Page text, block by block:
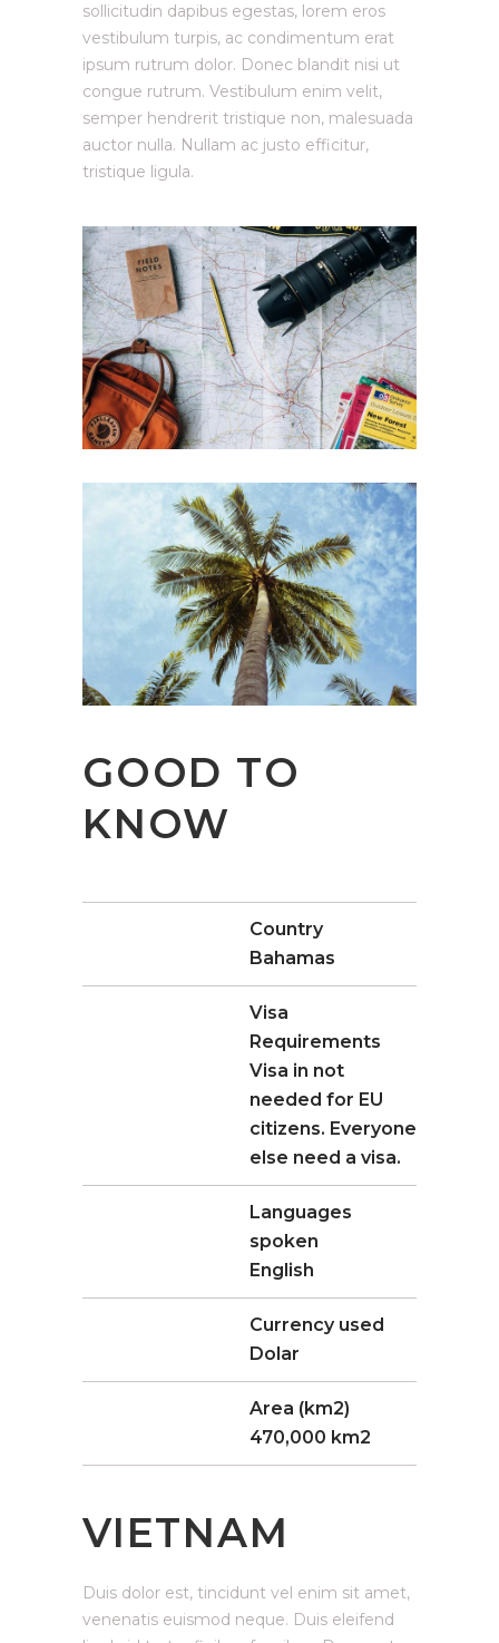
sollicitudin dapibus egestas, lorem eros
vestibulum turpis, ac condimentum erat
ipsum rutrum dolor. Donec blandit nisi ut
congue rutrum. Vestibulum enim velit,
semper hendrerit tristique non, malesuada
auctor nulla. Nullam ac justo efficitur,
tristique ligula.
GOOD TO
KNOW
Country
Bahamas
Visa
Requirements
Visa in not
needed for EU
citizens. Everyone
else need a visa.
Languages
spoken
English
Currency used
Dolar
Area (km2)
470,000 km2
VIETNAM
Duis dolor est, tincidunt vel enim sit amet,
venenatis euismod neque. Duis eleifend